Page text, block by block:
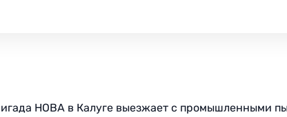
НОВА в Калуге выезжает с промышленными